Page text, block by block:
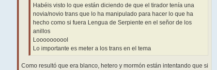
Habéis visto lo que están diciendo de que el tirador tenía una
novia/novio trans que lo ha manipulado para hacer lo que ha
hecho como si fuera Lengua de Serpiente en el señor de los
anillos
Loooooooool
Lo importante es meter a los trans en el tema
Como resultó que era blanco, hetero y mormón están intentando que si